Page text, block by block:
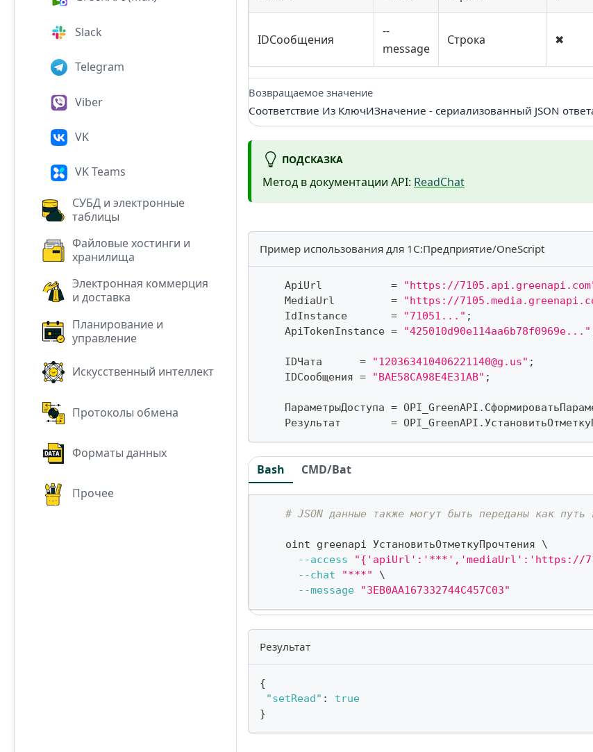
Slack
Telegram
Viber
VK
VK Teams
СУБД и электронные
таблицы
Файловые хостинги и
хранилища
Электронная коммерция
и доставка
Планирование и
управление
Искусственный интеллект
Протоколы обмена
Форматы данных
Прочее
IDСообщения
--
message
Строка ✖
Возвращаемое значение
Соответствие Из КлючИЗначение - сериализованный JSON
ПОДСКАЗКА
Метод в документации API: ReadChat
Пример использования для 1С:Предприятие/OneScript
    ApiUrl
= "https://
    MediaUrl
= "https://
    IdInstance
= "71051..." ;
    ApiTokenInstance
= "425010d90e114aa6b78f0969e..."
    IDЧата
= "120363410406221140@g.us" ;
    IDСообщения
= "BAE58CA98E4E31AB" ;
    ПараметрыДоступа
= OPI_GreenAPI .
    Результат
= OPI_GreenAPI .
Bash CMD/Bat
# JSON данные также могут быть переданы как
    oint greenapi УстановитьОтметкуПрочтения
\
--access
"{'apiUrl':'***','mediaUrl':'https://
--chat
"***"
\
--message
"3EB0AA167332744C457C03"
Результат
{
"setRead" :
true
}